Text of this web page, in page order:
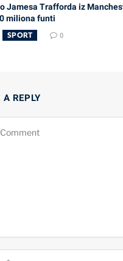
Jamesa Trafforda iz
miliona funti
SPORT 0
A REPLY